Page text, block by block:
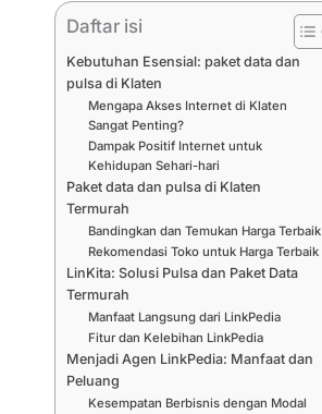
Daftar isi
Kebutuhan Esensial: paket data dan
pulsa di Klaten
Mengapa Akses Internet di Klaten
Sangat Penting?
Dampak Positif Internet untuk
Kehidupan Sehari-hari
Paket data dan pulsa di Klaten
Termurah
Bandingkan dan Temukan Harga Terbaik
Rekomendasi Toko untuk Harga Terbaik
LinKita: Solusi Pulsa dan Paket Data
Termurah
Manfaat Langsung dari LinkPedia
Fitur dan Kelebihan LinkPedia
Menjadi Agen LinkPedia: Manfaat dan
Peluang
Kesempatan Berbisnis dengan Modal